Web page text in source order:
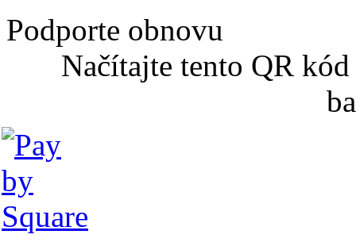
Podporte obnovu
Načítajte tento QR